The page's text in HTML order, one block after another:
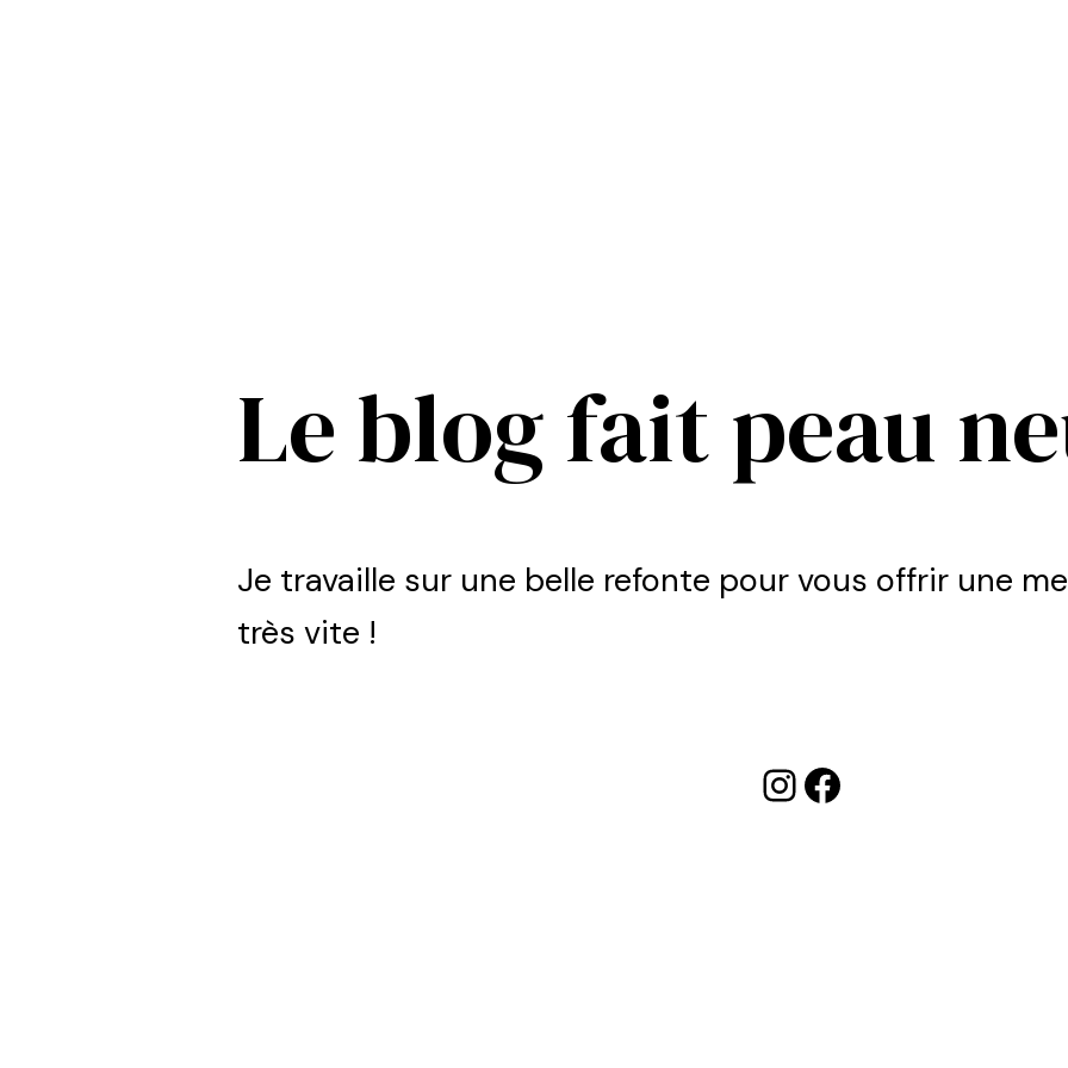
Le blog fait peau
Je travaille sur une belle refonte pour vous offrir une
très vite !
Instagram
Facebook